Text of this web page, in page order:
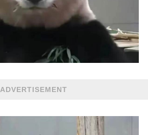
ADVERTISEMENT